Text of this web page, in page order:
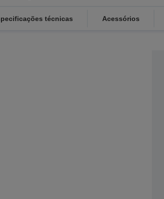
técnicas Acessórios